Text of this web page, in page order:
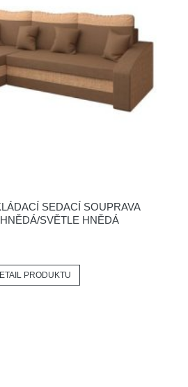
SEDACÍ SOUPRAVA
SVĚTLE HNĚDÁ
PRODUKTU